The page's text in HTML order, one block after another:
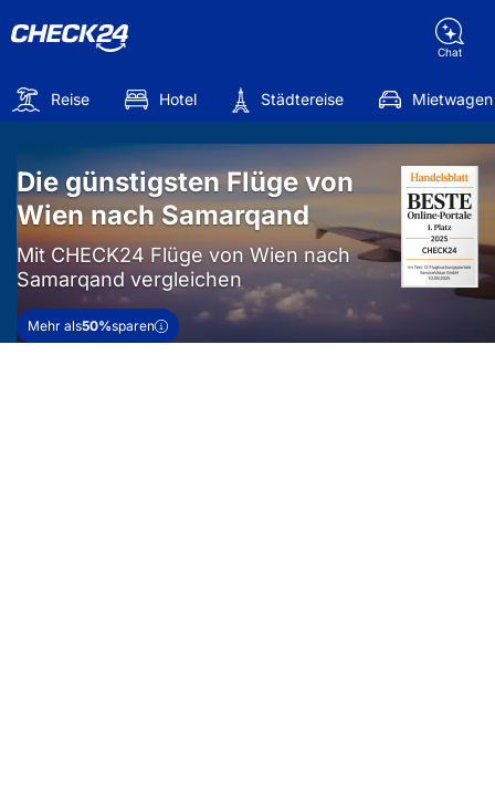
Chat
Reise Hotel Städtereise Mietwagen
Die günstigsten Flüge von
Wien nach Samarqand
Mit CHECK24 Flüge von Wien nach
Samarqand vergleichen
Mehr als50%sparen